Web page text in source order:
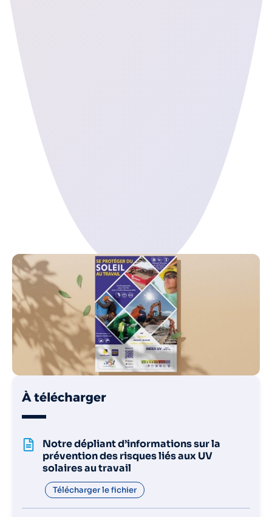
À télécharger
Notre dépliant d’informations sur la
prévention des risques liés aux UV
solaires au travail
Télécharger le fichier